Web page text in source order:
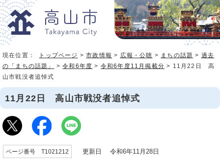
現在位置： トップページ >市政情報 > 広報・公聴 > まちの話題 > 過去
の「まちの話題」
>令和6年度 > 令和6年度11月掲載分 > 11月22日 高
山市戦没者追悼式
11月22日 高山市戦没者追悼式
ページ番号 T1021212 更新日 令和6年11月28日